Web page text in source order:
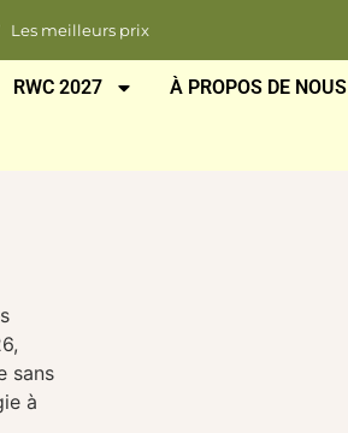
Les meilleurs prix
RWC 2027 À PROPOS DE NOUS
,
sans
à